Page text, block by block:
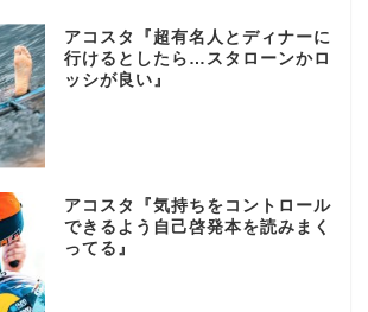
アコスタ『超有名人とディナーに
行けるとしたら…スタローンかロ
ッシが良い』
アコスタ『気持ちをコントロール
できるよう自己啓発本を読みまく
ってる』